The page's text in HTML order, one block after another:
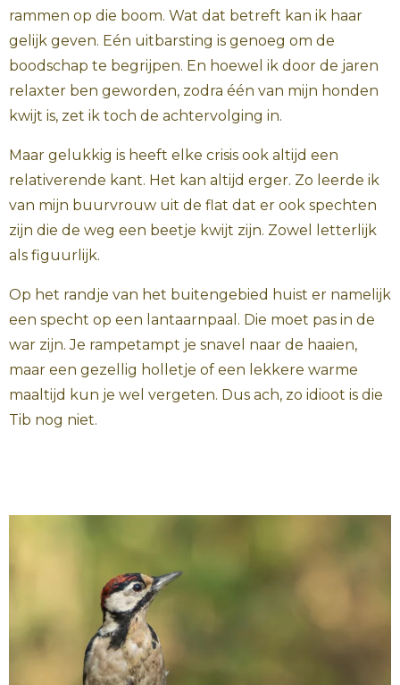
rammen op die boom. Wat dat betreft kan ik haar
gelijk geven. Eén uitbarsting is genoeg om de
boodschap te begrijpen. En hoewel ik door de jaren
relaxter ben geworden, zodra één van mijn honden
kwijt is, zet ik toch de achtervolging in.
Maar gelukkig is heeft elke crisis ook altijd een
relativerende kant. Het kan altijd erger. Zo leerde ik
van mijn buurvrouw uit de flat dat er ook spechten
zijn die de weg een beetje kwijt zijn. Zowel letterlijk
als figuurlijk.
Op het randje van het buitengebied huist er namelijk
een specht op een lantaarnpaal. Die moet pas in de
war zijn. Je rampetampt je snavel naar de haaien,
maar een gezellig holletje of een lekkere warme
maaltijd kun je wel vergeten. Dus ach, zo idioot is die
Tib nog niet.